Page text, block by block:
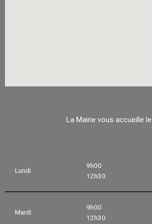
La Mairie vous accueille
Lundi
9h00
12h30
Mardi
9h00
12h30